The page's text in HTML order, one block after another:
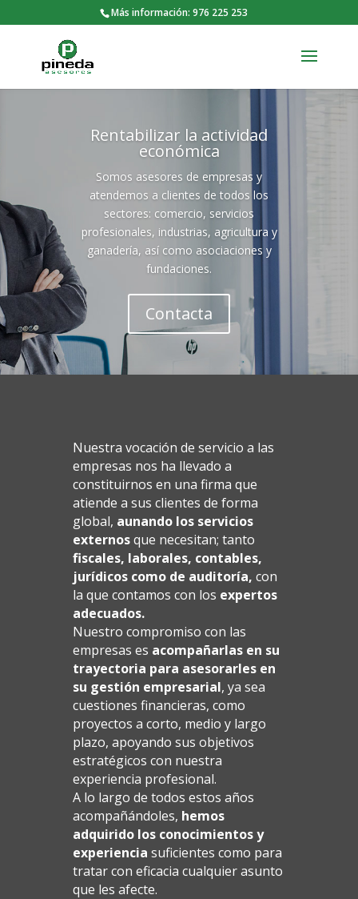
Más información: 976 225 253
Rentabilizar la actividad
económica
Somos asesores de empresas y
atendemos a clientes de todos los
sectores: comercio, servicios
profesionales, industrias, agricultura y
ganadería, así como asociaciones y
fundaciones.
Contacta
Nuestra vocación de servicio a las
empresas nos ha llevado a
constituirnos en una firma que
atiende a sus clientes de forma
global, aunando los servicios
externosque necesitan; tanto
fiscales, laborales, contables,
jurídicos como de auditoría, con
la que contamos con los expertos
adecuados.
Nuestro compromiso con las
empresas es acompañarlas en su
trayectoria para asesorarles en
su gestión empresarial, ya sea
cuestiones financieras, como
proyectos a corto, medio y largo
plazo, apoyando sus objetivos
estratégicos con nuestra
experiencia profesional.
A lo largo de todos estos años
acompañándoles, hemos
adquirido los conocimientos y
experiencia suficientes como para
tratar con eficacia cualquier asunto
que les afecte.